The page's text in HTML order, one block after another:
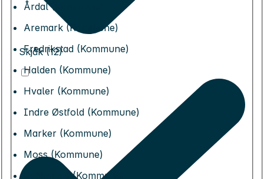
Årdal (Kommune)
Aremark (Kommune)
Fredrikstad (Kommune)
Halden (Kommune)
Hvaler (Kommune)
Indre Østfold (Kommune)
Marker (Kommune)
Moss (Kommune)
Rakkestad (Kommune)
Skjåk (12)